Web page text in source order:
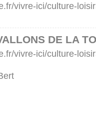
vivre-ici/culture-
DE LA
vivre-ici/culture-